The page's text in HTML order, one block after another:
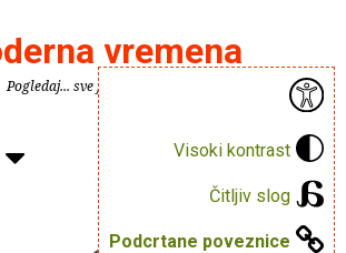
Visoki kontrast
Čitljiv slog
Podcrtane poveznice
vremena
Pogledaj... sve je puno knjiga.